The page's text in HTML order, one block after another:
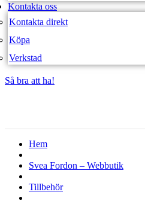
Kontakta oss
Kontakta direkt
Köpa
Verkstad
Så bra att ha!
Hem
Svea Fordon – Webbutik
Tillbehör